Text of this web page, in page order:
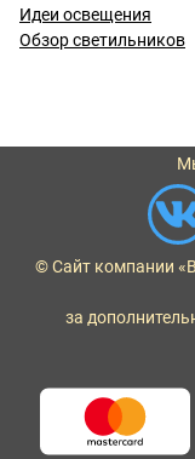
Идеи освещения
Обзор светильников
© Сайт компании
за